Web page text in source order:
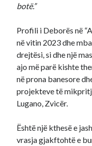
botë.”
Profili i Deborës në
në vitin 2023 dhe
drejtësi, si dhe një
ajo më parë kishte
në prona banesore
projekteve të
Lugano, Zvicër.
Është një kthesë e
vrasja gjakftohtë e